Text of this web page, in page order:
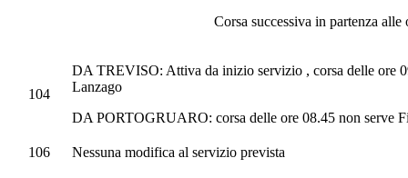
Corsa successiva in partenza alle ore
104
DA TREVISO: Attiva da inizio servizio , corsa delle ore
Lanzago
DA PORTOGRUARO: corsa delle ore 08.45 non serve
106 Nessuna modifica al servizio prevista